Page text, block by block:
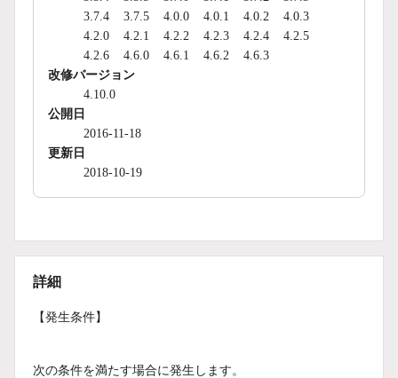
3.7.4
3.7.5 4.0.0 4.0.1 4.0.2
4.0.3
4.2.0
4.2.1 4.2.2 4.2.3 4.2.4
4.2.5
4.2.6
4.6.0 4.6.1 4.6.2
4.6.3
改修バージョン
4.10.0
公開日
2016-11-18
更新日
2018-10-19
詳細
【発生条件】
次の条件を満たす場合に発生します。